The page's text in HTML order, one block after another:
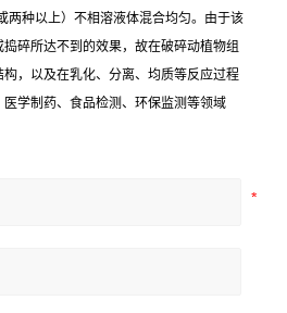
两种以上）不相溶液体混合均匀。由于该
碎所达不到的效果，故在破碎动植物组
，以及在乳化、分离、均质等反应过程
学制药、食品检测、环保监测等领域